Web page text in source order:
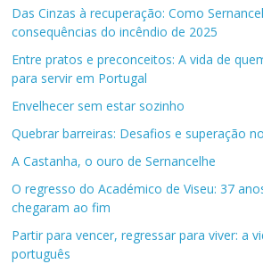
Das Cinzas à recuperação: Como
consequências do incêndio de 2025
Entre pratos e preconceitos: A vida de
para servir em Portugal
Envelhecer sem estar sozinho
Quebrar barreiras: Desafios e superação
A Castanha, o ouro de Sernancelhe
O regresso do Académico de Viseu: 37
chegaram ao fim
Partir para vencer, regressar para viver: a
português